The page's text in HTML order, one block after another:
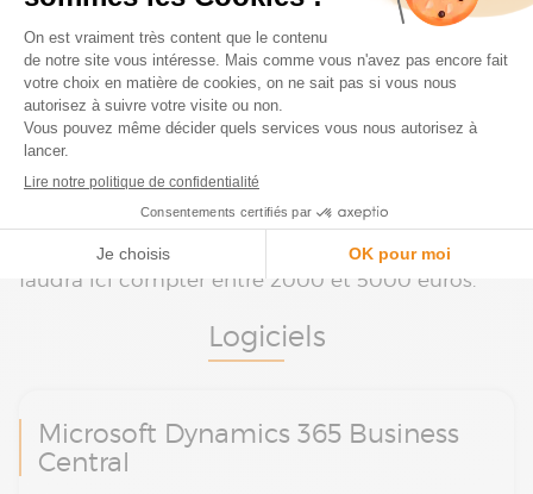
l’entreprise. Cette étape nécessite un budget
allant de 5000 à 9000 euros. Ensuite vient la
phase d’intégration pour laquelle il faut compter
un budget de 700 à 900 euros par jour pour le
chef de projet et 600 à 700 euros par jour pour
le développeur. On passe ensuite à la formation
des utilisateurs et c’est un budget allant de
4000 à 8000 euros qui est à prévoir. Enfin, un
accompagnement pour s’assurer que tout
fonctionne comme il se doit dans les semaines
voire les mois qui suivent est recommandé. Il
faudra ici compter entre 2000 et 5000 euros.
Logiciels
Microsoft Dynamics 365 Business
Central